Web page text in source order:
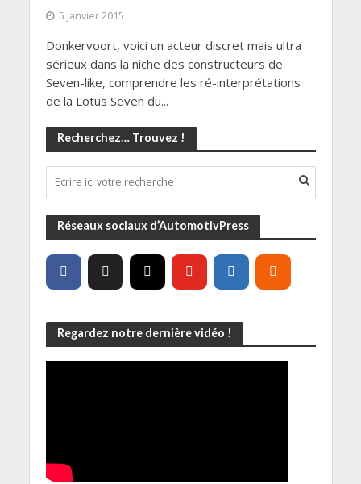
5 janvier 2015
Donkervoort, voici un acteur discret mais ultra
sérieux dans la niche des constructeurs de
Seven-like, comprendre les ré-interprétations
de la Lotus Seven du...
Recherchez… Trouvez !
Réseaux sociaux d’AutomotivPress
Regardez notre dernière vidéo !